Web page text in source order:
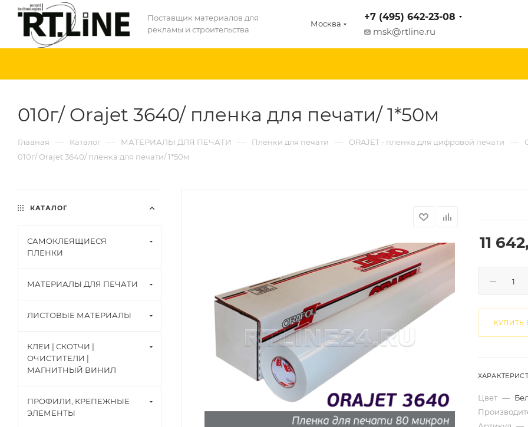
Поставщик материалов для
рекламы и строительства
Москва
+7 (495) 642-23-08
msk@rtline.ru
010г/ Orajet 3640/ пленка для печати/ 1*50м
Главная — Каталог — МАТЕРИАЛЫ ДЛЯ ПЕЧАТИ — Пленки для печати — ORAJET - пленка для цифровой печати —
010г/ Orajet 3640/ пленка для печати/ 1*50м
11
КУПИТЬ
Цвет —
КАТАЛОГ
САМОКЛЕЯЩИЕСЯ
ПЛЕНКИ
МАТЕРИАЛЫ ДЛЯ ПЕЧАТИ
ЛИСТОВЫЕ МАТЕРИАЛЫ
КЛЕИ | СКОТЧИ |
ОЧИСТИТЕЛИ |
МАГНИТНЫЙ ВИНИЛ
ПРОФИЛИ, КРЕПЕЖНЫЕ
ЭЛЕМЕНТЫ